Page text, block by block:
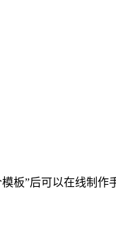
板”后可以在线制作